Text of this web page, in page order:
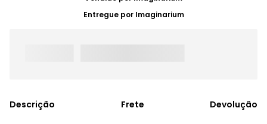
Entregue por Imaginarium
Frete Devolução